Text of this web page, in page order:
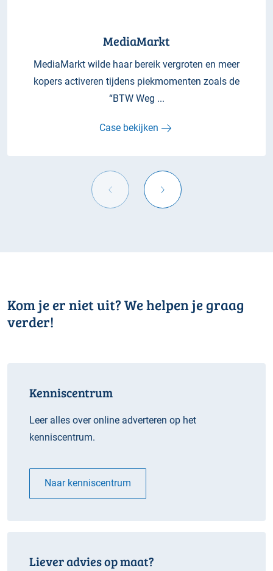
MediaMarkt
MediaMarkt wilde haar bereik vergroten en meer
kopers activeren tijdens piekmomenten zoals de
“BTW Weg ...
Case bekijken
Kom je er niet uit? We helpen je graag
verder!
Kenniscentrum
Leer alles over online adverteren op het
kenniscentrum.
Naar kenniscentrum
Liever advies op maat?